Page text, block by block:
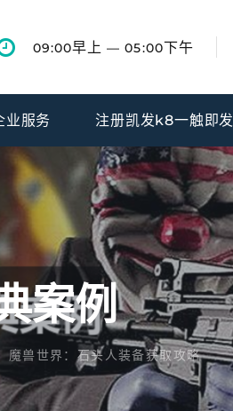
09:00早上 — 05:00下午
业服务 注册凯发k8一触即发
案例
魔兽世界：石头人装备获取攻略